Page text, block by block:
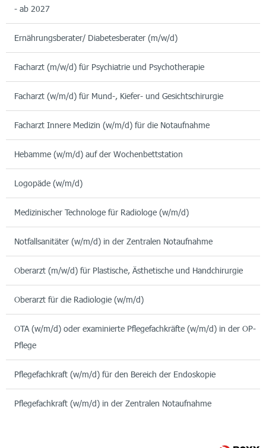
- ab 2027
Ernährungsberater/ Diabetesberater (m/w/d)
Facharzt (m/w/d) für Psychiatrie und Psychotherapie
Facharzt (w/m/d) für Mund-, Kiefer- und Gesichtschirurgie
Facharzt Innere Medizin (w/m/d) für die Notaufnahme
Hebamme (w/m/d) auf der Wochenbettstation
Logopäde (w/m/d)
Medizinischer Technologe für Radiologe (w/m/d)
Notfallsanitäter (w/m/d) in der Zentralen Notaufnahme
Oberarzt (m/w/d) für Plastische, Ästhetische und Handchirurgie
Oberarzt für die Radiologie (w/m/d)
OTA (w/m/d) oder examinierte Pflegefachkräfte (w/m/d) in der OP-
Pflege
Pflegefachkraft (w/m/d) für den Bereich der Endoskopie
Pflegefachkraft (w/m/d) in der Zentralen Notaufnahme